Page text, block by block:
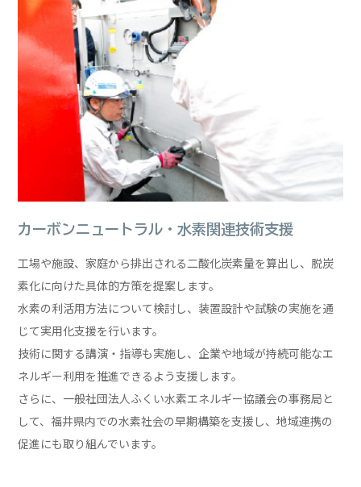
カーボンニュートラル・水素関連技術支援
工場や施設、家庭から排出される二酸化炭素量を算出し、脱炭
素化に向けた具体的方策を提案します。
水素の利活用方法について検討し、装置設計や試験の実施を通
じて実用化支援を行います。
技術に関する講演・指導も実施し、企業や地域が持続可能なエ
ネルギー利用を推進できるよう支援します。
さらに、一般社団法人ふくい水素エネルギー協議会の事務局と
して、福井県内での水素社会の早期構築を支援し、地域連携の
促進にも取り組んでいます。